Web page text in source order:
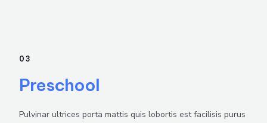
03
Preschool
Pulvinar ultrices porta mattis quis lobortis est facilisis purus